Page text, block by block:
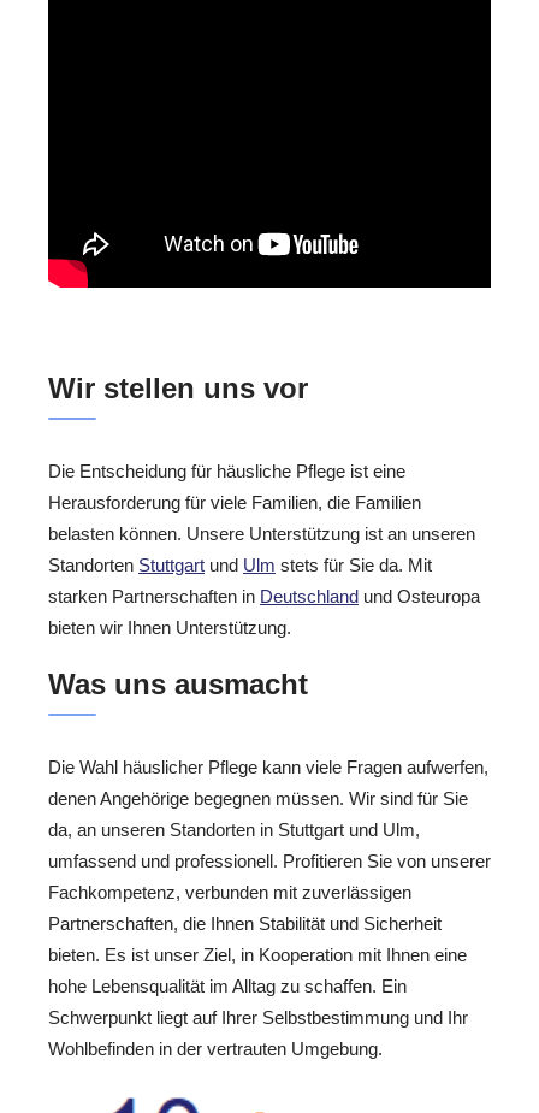
Wir stellen uns vor
Die Entscheidung für häusliche Pflege ist eine
Herausforderung für viele Familien, die Familien
belasten können. Unsere Unterstützung ist an unseren
Standorten Stuttgart und Ulm stets für Sie da. Mit
starken Partnerschaften in Deutschland und Osteuropa
bieten wir Ihnen Unterstützung.
Was uns ausmacht
Die Wahl häuslicher Pflege kann viele Fragen aufwerfen,
denen Angehörige begegnen müssen. Wir sind für Sie
da, an unseren Standorten in Stuttgart und Ulm,
umfassend und professionell. Profitieren Sie von unserer
Fachkompetenz, verbunden mit zuverlässigen
Partnerschaften, die Ihnen Stabilität und Sicherheit
bieten. Es ist unser Ziel, in Kooperation mit Ihnen eine
hohe Lebensqualität im Alltag zu schaffen. Ein
Schwerpunkt liegt auf Ihrer Selbstbestimmung und Ihr
Wohlbefinden in der vertrauten Umgebung.